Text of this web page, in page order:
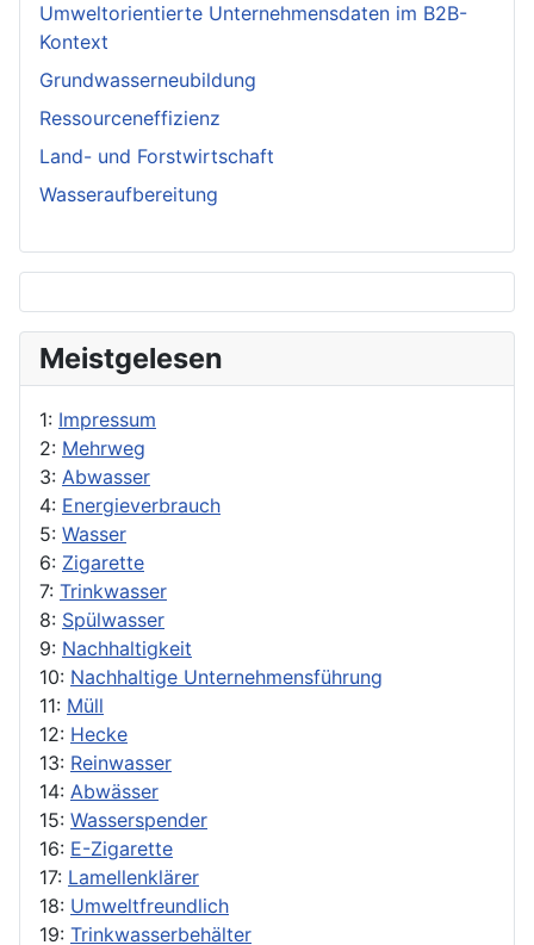
Umweltorientierte Unternehmensdaten im B2B-
Kontext
Grundwasserneubildung
Ressourceneffizienz
Land- und Forstwirtschaft
Wasseraufbereitung
Meistgelesen
1: Impressum
2: Mehrweg
3: Abwasser
4: Energieverbrauch
5: Wasser
6: Zigarette
7: Trinkwasser
8: Spülwasser
9: Nachhaltigkeit
10: Nachhaltige Unternehmensführung
11: Müll
12: Hecke
13: Reinwasser
14: Abwässer
15: Wasserspender
16: E-Zigarette
17: Lamellenklärer
18: Umweltfreundlich
19: Trinkwasserbehälter